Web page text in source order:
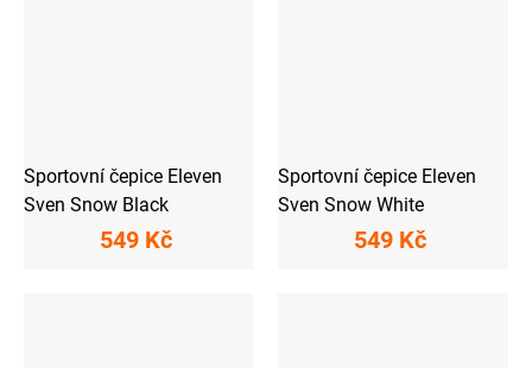
Sportovní čepice Eleven
Sven Snow Black
549 Kč
Sportovní čepice Eleven
Sven Snow White
549 Kč